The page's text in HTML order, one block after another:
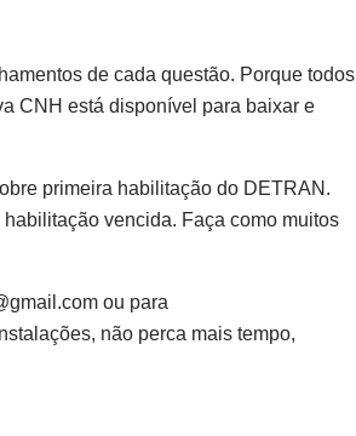
de cada questão. Porque todos
CNH está disponível para baixar e
primeira habilitação do DETRAN.
vencida. Faça como muitos
ou para
não perca mais tempo,